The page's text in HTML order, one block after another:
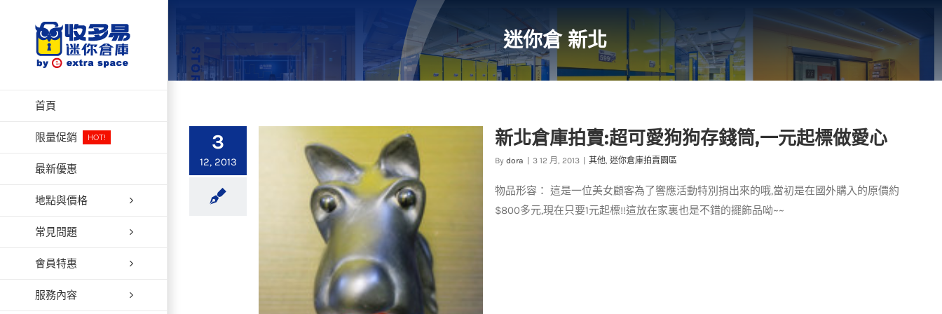
首頁
限量促銷 HOT!
最新優惠
地點與價格
常見問題
會員特惠
服務內容
迷你倉 新北
3
12, 2013
新北倉庫拍賣:超可愛狗狗存錢筒,一元起標做愛心
By dora 3 12 月, 2013 其他, 迷你倉庫拍賣園區
物品形容： 這是一位美女顧客為了響應活動特別捐出來的哦,當初是在國外購入的原價約
$800多元,現在只要1元起標!!這放在家裏也是不錯的擺飾品呦~~